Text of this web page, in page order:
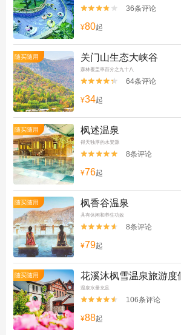

 36条评论
¥80起
随买随用 关门山生态大峡谷
森林覆盖率百分之九十八

 64条评论
¥34起
随买随用 枫述温泉
得天独厚的水资源

 8条评论
¥76起
随买随用 枫香谷温泉
具有休闲和养生功效

 8条评论
¥79起
随买随用 花溪沐枫雪温泉旅游度
温泉水量充足

 106条评论
¥88起